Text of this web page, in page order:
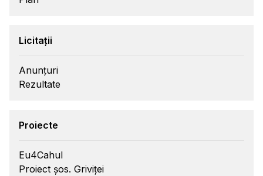
Licitații
Anunțuri
Rezultate
Proiecte
Eu4Cahul
Proiect șos. Griviței